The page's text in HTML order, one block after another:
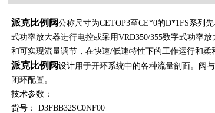
派克比例阀公称尺寸为CETOP3至CE*0的D*1FS系列
式功率放大器进行电控或采用VRD350/355数字式功率
和可实现流量调节，在快速/低速特性下的工作运行和
派克比例阀设计用于开环系统中的各种流量剖面。阀
闭环配置。
技术参数：
货号： D3FBB32SC0NF00